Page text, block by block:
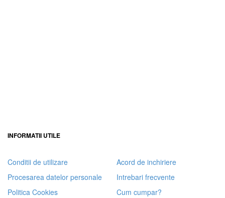
INFORMATII UTILE
Conditii de utilizare
Procesarea datelor personale
Politica Cookies
Acord de inchiriere
Intrebari frecvente
Cum cumpar?